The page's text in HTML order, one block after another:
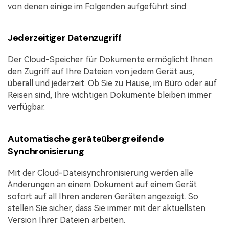
von denen einige im Folgenden aufgeführt sind:
Jederzeitiger Datenzugriff
Der Cloud-Speicher für Dokumente ermöglicht Ihnen
den Zugriff auf Ihre Dateien von jedem Gerät aus,
überall und jederzeit. Ob Sie zu Hause, im Büro oder auf
Reisen sind, Ihre wichtigen Dokumente bleiben immer
verfügbar.
Automatische geräteübergreifende
Synchronisierung
Mit der Cloud-Dateisynchronisierung werden alle
Änderungen an einem Dokument auf einem Gerät
sofort auf all Ihren anderen Geräten angezeigt. So
stellen Sie sicher, dass Sie immer mit der aktuellsten
Version Ihrer Dateien arbeiten.